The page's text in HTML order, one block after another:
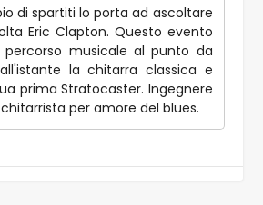
di spartiti lo porta ad ascoltare
Eric Clapton. Questo evento
percorso musicale al punto da
la chitarra classica e
prima Stratocaster. Ingegnere
per amore del blues.